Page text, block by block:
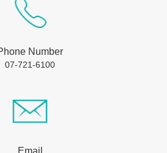
Number
07-721-6100
Email